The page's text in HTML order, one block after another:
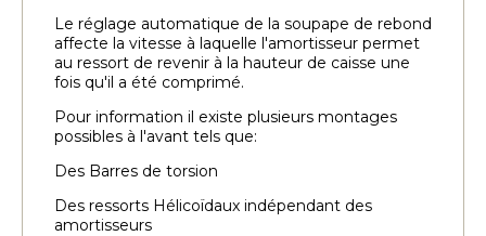
Le réglage automatique de la soupape de rebond
affecte la vitesse à laquelle l'amortisseur permet
au ressort de revenir à la hauteur de caisse une
fois qu'il a été comprimé.
Pour information il existe plusieurs montages
possibles à l'avant tels que:
Des Barres de torsion
Des ressorts Hélicoïdaux indépendant des
amortisseurs